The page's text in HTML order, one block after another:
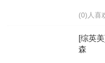
(0)人喜
[综英
森